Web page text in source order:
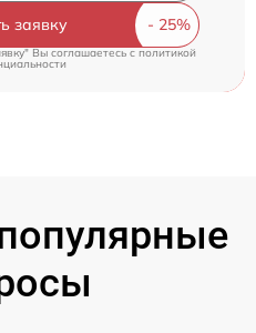
заявку
Вы соглашаетесь c политикой